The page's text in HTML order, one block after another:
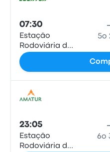
07:30
Estação
Rodoviária de
Humaitá
5o
23:05
Estação
Rodoviária de
6o